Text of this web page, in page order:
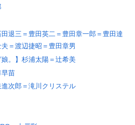
田退三＝豊田英二＝豊田章一郎＝豊田達
＝渡辺捷昭＝豊田章男
娘。】杉浦太陽＝辻希美
早苗
進次郎＝滝川クリステル